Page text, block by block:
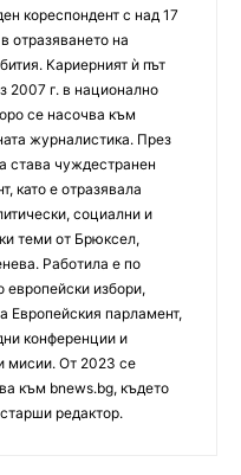
кореспондент с над 17
отразяването на
Кариерният ѝ път
2007 г. в национално
се насочва към
журналистика. През
става чуждестранен
като е отразявала
социални и
теми от Брюксел,
Работила е по
европейски избори,
Европейския парламент,
конференции и
мисии. От 2023 се
към bnews.bg, където
редактор.